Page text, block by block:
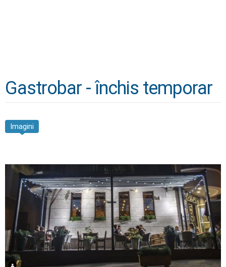
Gastrobar - închis temporar
Imagini